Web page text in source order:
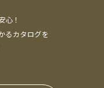
心！
るカタログを